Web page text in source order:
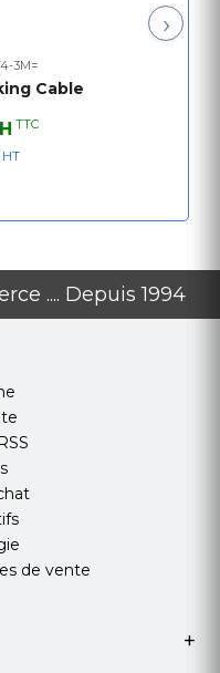
›
3M=
Cable
TTC
.... Depuis 1994
de vente